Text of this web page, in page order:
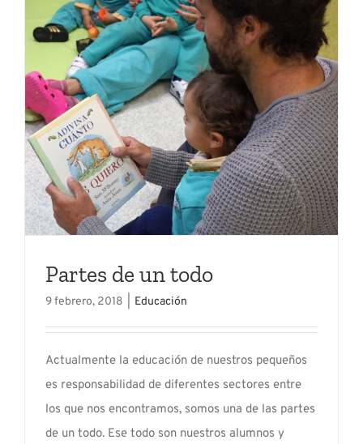
Partes de un todo
9 febrero, 2018 Educación
Actualmente la educación de nuestros pequeños
es responsabilidad de diferentes sectores entre
los que nos encontramos, somos una de las partes
de un todo. Ese todo son nuestros alumnos y